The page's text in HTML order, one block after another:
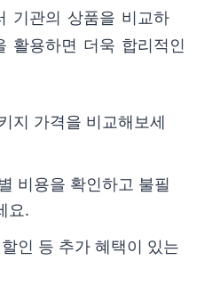
기관의 상품을 비교하
활용하면 더욱 합리적인
지 가격을 비교해보세
비용을 확인하고 불필
요.
인 등 추가 혜택이 있는